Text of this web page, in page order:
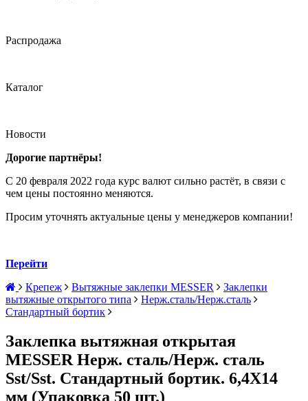
Распродажа
Каталог
Новости
Дорогие партнёры!
С 20 февраля 2022 года курс валют сильно растёт, в связи с
чем цены постоянно меняются.
Просим уточнять актуальные цены у менеджеров компании!
Перейти
Крепеж
Вытяжные заклепки MESSER
Заклепки
вытяжные открытого типа
Нерж.сталь/Нерж.сталь
Стандартный бортик
Заклепка вытяжная открытая
MESSER Нерж. сталь/Нерж. сталь
Sst/Sst. Стандартный бортик. 6,4Х14
мм (Упаковка 50 шт.)